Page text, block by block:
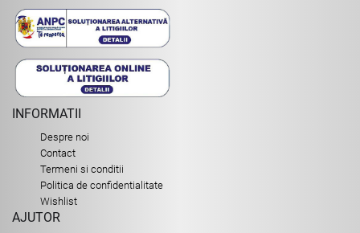
INFORMATII
Despre noi
Contact
Termeni si conditii
Politica de confidentialitate
Wishlist
AJUTOR